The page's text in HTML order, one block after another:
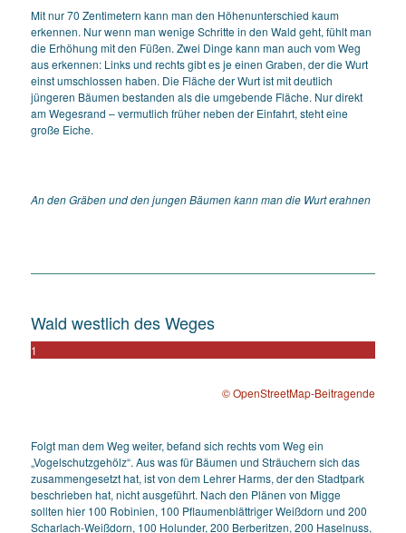
Mit nur 70 Zentimetern kann man den Höhenunterschied kaum
erkennen. Nur wenn man wenige Schritte in den Wald geht, fühlt man
die Erhöhung mit den Füßen. Zwei Dinge kann man auch vom Weg
aus erkennen: Links und rechts gibt es je einen Graben, der die Wurt
einst umschlossen haben. Die Fläche der Wurt ist mit deutlich
jüngeren Bäumen bestanden als die umgebende Fläche. Nur direkt
am Wegesrand – vermutlich früher neben der Einfahrt, steht eine
große Eiche.
An den Gräben und den jungen Bäumen kann man die Wurt erahnen
Wald westlich des Weges
1
© OpenStreetMap-Beitragende
Folgt man dem Weg weiter, befand sich rechts vom Weg ein
„Vogelschutzgehölz“. Aus was für Bäumen und Sträuchern sich das
zusammengesetzt hat, ist von dem Lehrer Harms, der den Stadtpark
beschrieben hat, nicht ausgeführt. Nach den Plänen von Migge
sollten hier 100 Robinien, 100 Pflaumenblättriger Weißdorn und 200
Scharlach-Weißdorn, 100 Holunder, 200 Berberitzen, 200 Haselnuss,